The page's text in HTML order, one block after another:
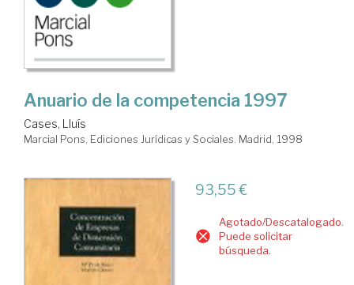
Anuario de la competencia 1997
Cases, Lluís
Marcial Pons, Ediciones Jurídicas y Sociales. Madrid, 1998
93,55 €
Agotado/Descatalogado.
Puede solicitar
búsqueda.